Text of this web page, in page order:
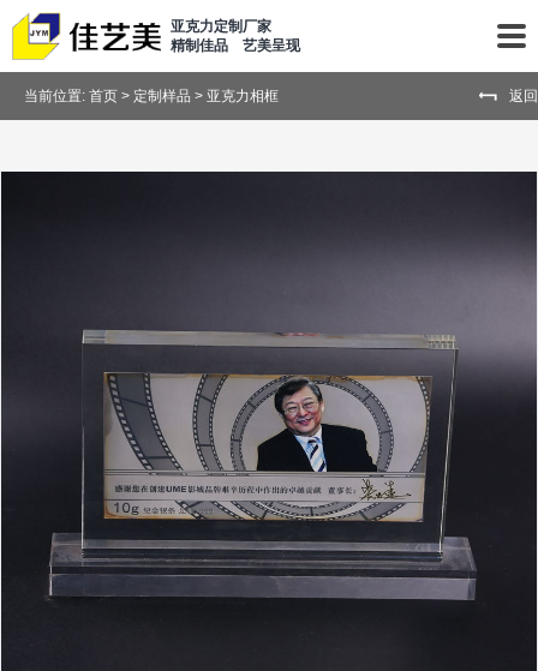
亚克力定制厂家
精制佳品 艺美呈现
当前位置: 首页 > 定制样品 > 亚克力相框 返回